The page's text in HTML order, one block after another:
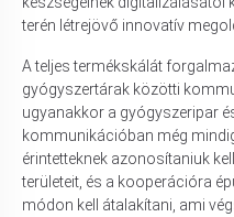
terén létrejövő innovatív
A teljes termékskálát
gyógyszertárak közötti
ugyanakkor a gyógyszeripar
kommunikációban még
érintetteknek azonosítaniuk
területeit, és a kooperációra
módon kell átalakítani, ami